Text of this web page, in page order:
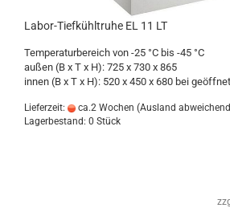
Labor-Tiefkühltruhe EL 11 LT
Temperaturbereich von -25 °C bis -45 °C
außen (B x T x H): 725 x 730 x 865
innen (B x T x H): 520 x 450 x 680 bei
Lieferzeit: ca.2 Wochen (Ausland
Lagerbestand: 0 Stück